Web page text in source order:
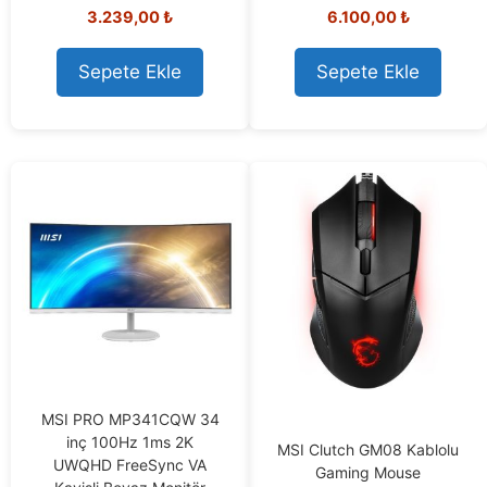
o
t
o
f
5
3.239,00₺
Sepete Ekle
o
t
o
f
5
6.100,00₺
Sepete Ekle
MSI PRO MP341CQW 34
inç 100Hz 1ms 2K
UWQHD FreeSync VA
MSI Clutch GM08 Kablolu
Gaming Mouse